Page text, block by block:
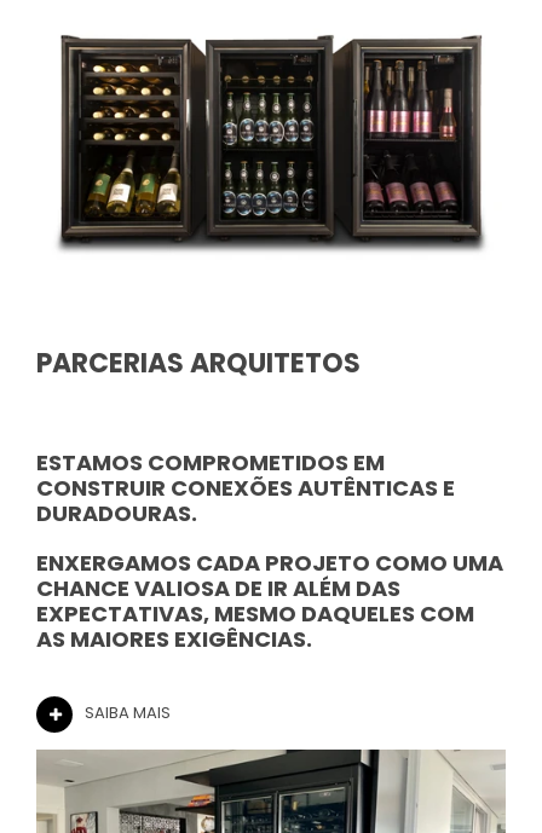
PARCERIAS ARQUITETOS
ESTAMOS COMPROMETIDOS EM
CONSTRUIR CONEXÕES AUTÊNTICAS E
DURADOURAS.
ENXERGAMOS CADA PROJETO COMO UMA
CHANCE VALIOSA DE IR ALÉM DAS
EXPECTATIVAS, MESMO DAQUELES COM
AS MAIORES EXIGÊNCIAS.
SAIBA MAIS